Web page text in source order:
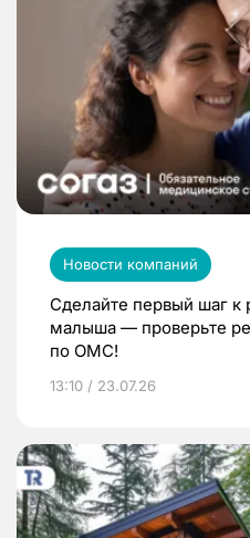
Новости компаний
Сделайте первый шаг
малыша — проверьте
по ОМС!
13:10 / 23.07.26